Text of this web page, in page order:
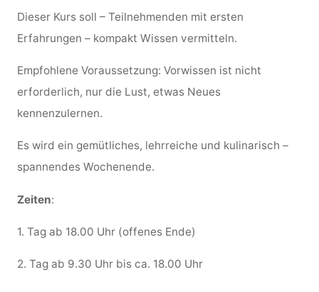
Dieser Kurs soll – Teilnehmenden mit ersten
Erfahrungen – kompakt Wissen vermitteln.
Empfohlene Voraussetzung: Vorwissen ist nicht
erforderlich, nur die Lust, etwas Neues
kennenzulernen.
Es wird ein gemütliches, lehrreiche und kulinarisch –
spannendes Wochenende.
Zeiten:
1. Tag ab 18.00 Uhr (offenes Ende)
2. Tag ab 9.30 Uhr bis ca. 18.00 Uhr